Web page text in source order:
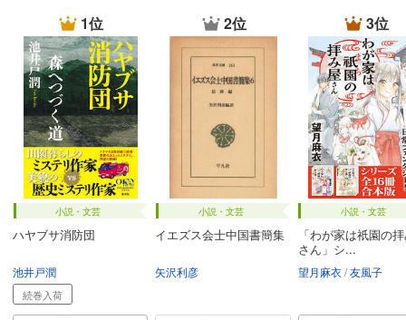
1位
小説・文芸
ハヤブサ消防団
池井戸潤
続巻入荷
2位
小説・文芸
イエズス会士中国書簡集
矢沢利彦
3位
小説・文芸
「わが家は祇園の
さん」シ...
望月麻衣 友風子